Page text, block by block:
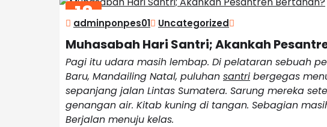
18
JAN
2026
adminponpes01 Uncategorized
Muhasabah Hari Santri; Akankah
Pagi itu udara masih lembap. Di pelataran sebuah
Baru, Mandailing Natal, puluhan santri bergegas
sepanjang jalan Lintas Sumatera. Sarung mereka
genangan air. Kitab kuning di tangan. Sebagian
Berjalan menuju kelas.